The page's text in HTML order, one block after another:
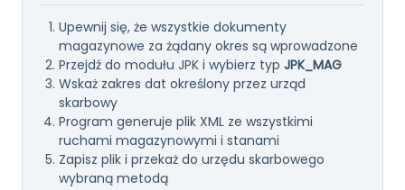
Upewnij się, że wszystkie dokumenty
magazynowe za żądany okres są wprowadzone
Przejdź do modułu JPK i wybierz typ JPK_MAG
Wskaż zakres dat określony przez urząd
skarbowy
Program generuje plik XML ze wszystkimi
ruchami magazynowymi i stanami
Zapisz plik i przekaż do urzędu skarbowego
wybraną metodą